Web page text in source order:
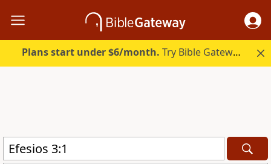
Plans start under $6/month. Try Bible Gateway Plus.